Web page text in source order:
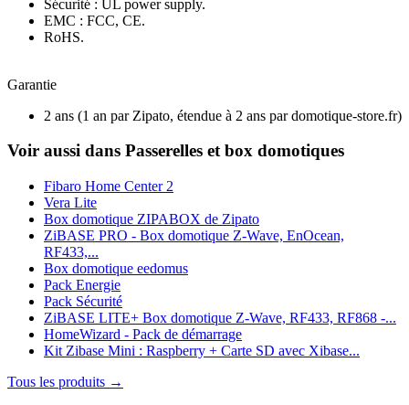
Sécurité : UL power supply.
EMC : FCC, CE.
RoHS.
Garantie
2 ans (1 an par Zipato, étendue à 2 ans par domotique-store.fr)
Voir aussi dans Passerelles et box domotiques
Fibaro Home Center 2
Vera Lite
Box domotique ZIPABOX de Zipato
ZiBASE PRO - Box domotique Z-Wave, EnOcean,
RF433,...
Box domotique eedomus
Pack Energie
Pack Sécurité
ZiBASE LITE+ Box domotique Z-Wave, RF433, RF868 -...
HomeWizard - Pack de démarrage
Kit Zibase Mini : Raspberry + Carte SD avec Xibase...
Tous les produits →